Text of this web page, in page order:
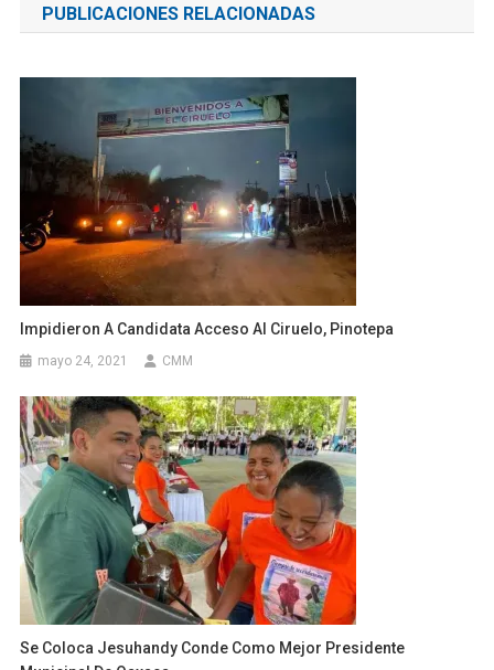
entradas
PUBLICACIONES RELACIONADAS
Impidieron A Candidata Acceso Al Ciruelo, Pinotepa
mayo 24, 2021 CMM
Se Coloca Jesuhandy Conde Como Mejor Presidente